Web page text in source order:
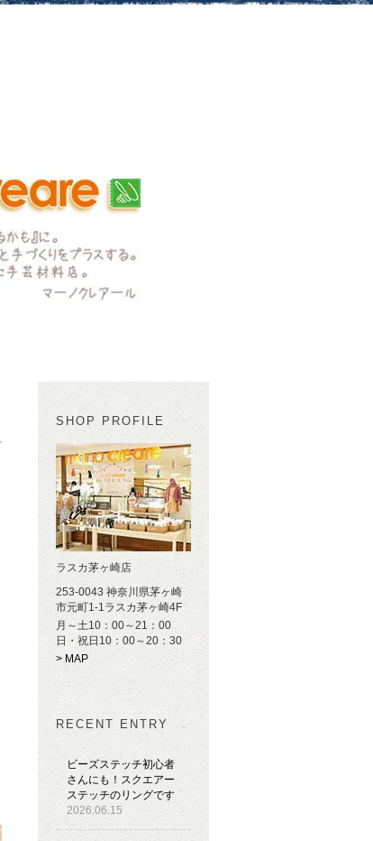
SHOP PROFILE
ラスカ茅ヶ崎店
253-0043 神奈川県茅ヶ崎
市元町1-1ラスカ茅ヶ崎4F
月～土10：00～21：00
日・祝日10：00～20：30
> MAP
RECENT ENTRY
ビーズステッチ初心者
さんにも！スクエアー
ステッチのリングです
2026.06.15